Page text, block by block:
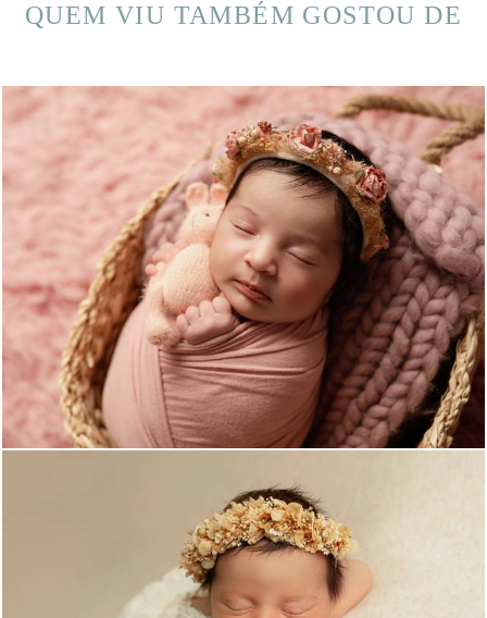
QUEM VIU TAMBÉM GOSTOU DE
371